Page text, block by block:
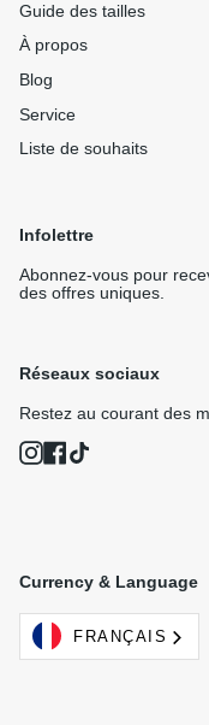
Guide des tailles
À propos
Blog
Service
Liste de souhaits
Infolettre
Abonnez-vous pour
des offres uniques.
Réseaux sociaux
Restez au courant des
InstagramFacebook
Currency & Language
Langue
FRANÇAIS